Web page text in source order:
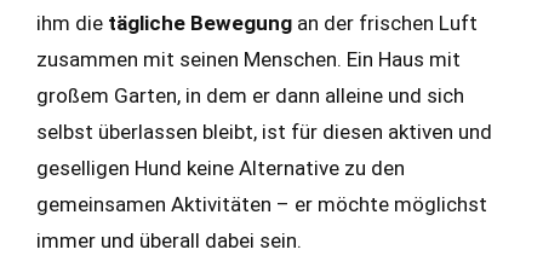
ihm die tägliche Bewegung an der frischen Luft
zusammen mit seinen Menschen. Ein Haus mit
großem Garten, in dem er dann alleine und sich
selbst überlassen bleibt, ist für diesen aktiven und
geselligen Hund keine Alternative zu den
gemeinsamen Aktivitäten – er möchte möglichst
immer und überall dabei sein.